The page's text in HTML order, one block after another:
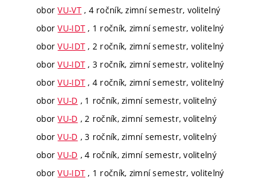
oborVU-VT, 4 ročník, zimní semestr, volitelný
oborVU-IDT , 1 ročník, zimní semestr, volitelný
oborVU-IDT , 2 ročník, zimní semestr, volitelný
oborVU-IDT , 3 ročník, zimní semestr, volitelný
oborVU-IDT , 4 ročník, zimní semestr, volitelný
oborVU-D , 1 ročník, zimní semestr, volitelný
oborVU-D , 2 ročník, zimní semestr, volitelný
oborVU-D , 3 ročník, zimní semestr, volitelný
oborVU-D , 4 ročník, zimní semestr, volitelný
oborVU-IDT , 1 ročník, zimní semestr, volitelný